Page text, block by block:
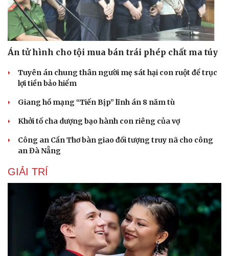
Cải chính
Án tử hình cho tội mua bán trái phép chất ma túy
Tuyên án chung thân người mẹ sát hại con ruột để trục
lợi tiền bảo hiểm
Giang hồ mạng “Tiến Bịp” lĩnh án 8 năm tù
Khởi tố cha dượng bạo hành con riêng của vợ
Công an Cần Thơ bàn giao đối tượng truy nã cho công
an Đà Nẵng
GIẢI TRÍ